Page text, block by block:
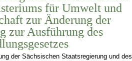
für Umwelt und
zur Änderung der
zur Ausführung des
der Sächsischen Staatsregierung und des